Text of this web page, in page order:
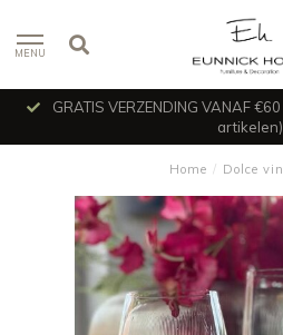
MENU
GRATIS VERZENDING VANAF
artikelen)
Home / Dolce